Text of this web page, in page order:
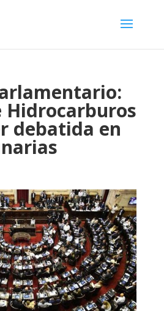
Hidrocarburos
debatida en